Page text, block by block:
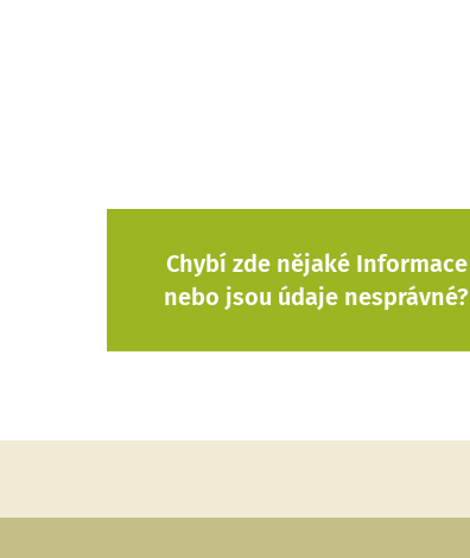
Chybí zde nějaké Informace
nebo jsou údaje nesprávné?